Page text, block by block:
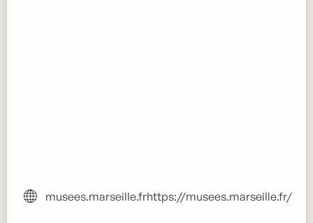
musees.marseille.frhttps://musees.marseille.fr/